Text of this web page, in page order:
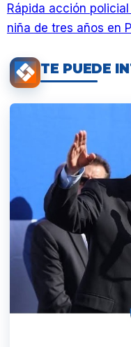
Rápida acción
niña de tres años en
TE PUEDE